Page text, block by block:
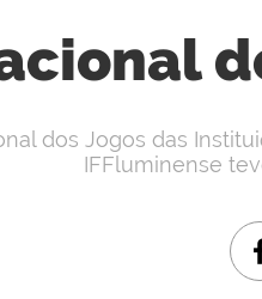
dos Jogos das
IFFluminense